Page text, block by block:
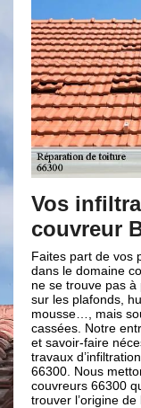
Brun
vos problèmes de
comme Brun
pas à proximité des
humidité des murs,
souvent dans les
entreprise de
nécessaire pour
d’eau toit dans
mettons à votre
qui sauront vous
de l’infiltration de